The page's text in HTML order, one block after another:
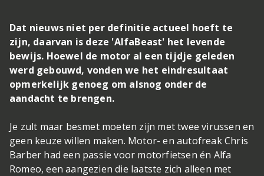
Dat nieuws niet per definitie actueel hoeft te
zijn, daarvan is deze 'AlfaBeast' het levende
bewijs. Hoewel de motor al een tijdje geleden
werd gebouwd, vonden we het eindresultaat
opmerkelijk genoeg om alsnog onder de
aandacht te brengen.
Je zult maar besmet moeten zijn met twee virussen en
geen keuze willen maken. Motor- en autofreak Chris
Barber had een passie voor motorfietsen én Alfa
Romeo, een aangezien die laatste zich alleen met